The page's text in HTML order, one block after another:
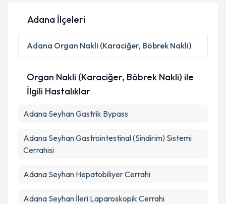
Adana İlçeleri
Adana Organ Nakli (Karaciğer, Böbrek Nakli)
Organ Nakli (Karaciğer, Böbrek Nakli) ile
İlgili Hastalıklar
Adana Seyhan Gastrik Bypass
Adana Seyhan Gastrointestinal (Sindirim) Sistemi
Cerrahisi
Adana Seyhan Hepatobiliyer Cerrahi
Adana Seyhan İleri Laparoskopik Cerrahi